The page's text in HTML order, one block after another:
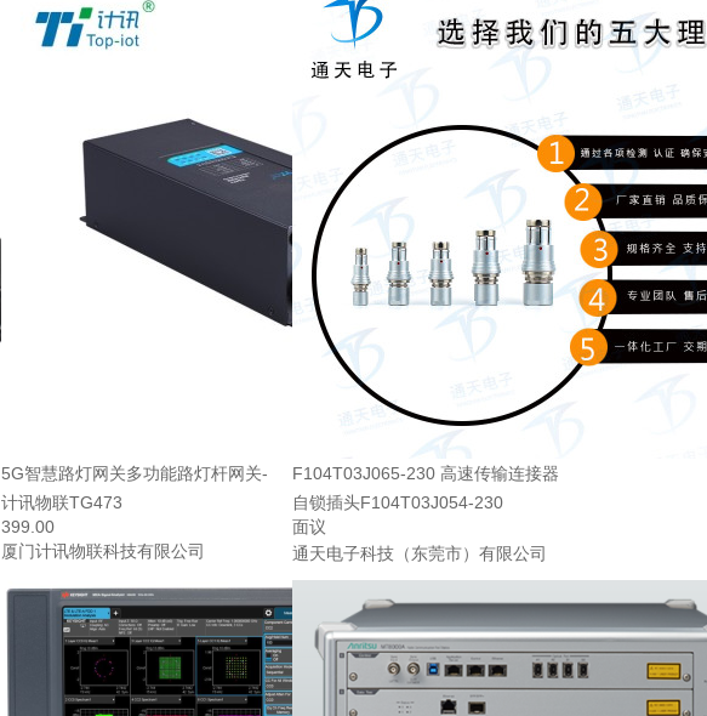
5G智慧路灯网关多功能路灯杆网关-
计讯物联TG473
399.00
厦门计讯物联科技有限公司
F104T03J065-230 高速传输连接器
自锁插头F104T03J054-230
面议
通天电子科技（东莞市）有限公司